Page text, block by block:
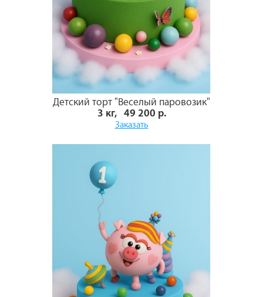
Детский торт "Веселый паровозик"
3 кг, 49 200 р.
Заказать